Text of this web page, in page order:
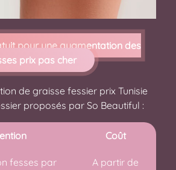
pour une augmentation des
prix pas cher
de graisse fessier prix Tunisie
proposés par So Beautiful :
Coût
fesses par
A partir de